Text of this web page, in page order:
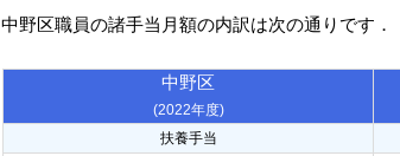
中野区職員の諸手当月額の内訳は次の通りです．
中野区
(2022年度)
扶養手当